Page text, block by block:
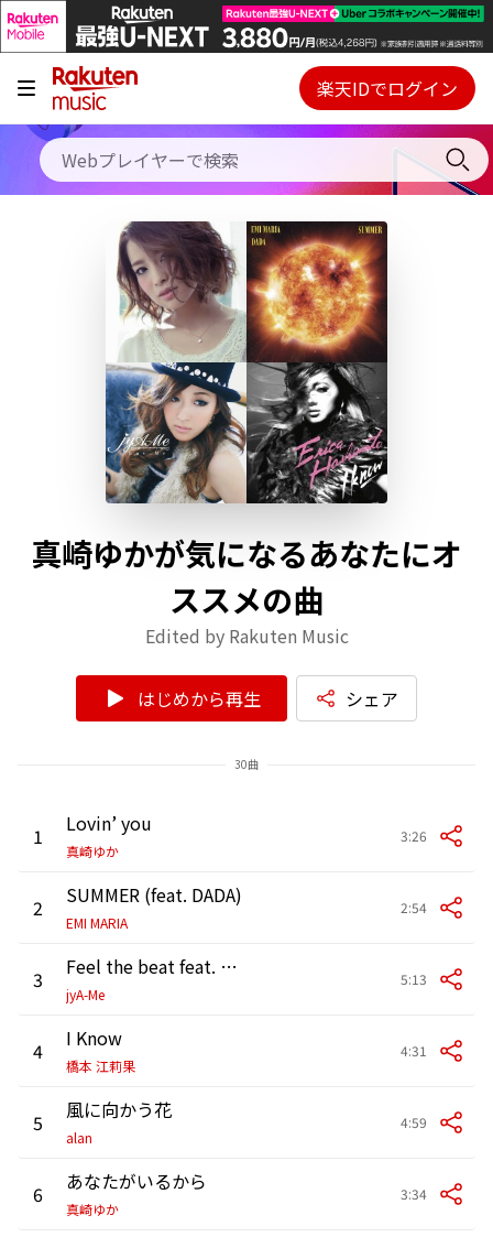
キャンペーン
料金プラン
使い方
初回30日間無料お試し
Webプレイヤー
ご契約内容の確認・変更
楽天IDでログイン
真崎ゆかが気になるあなたにオ
ススメの曲
Edited by Rakuten Music
はじめから再生 シェア
30曲
1 Lovin’ you
真崎ゆか
3:26
2 SUMMER (feat. DADA)
EMI MARIA
2:54
3 Feel the beat feat. WISE
jyA-Me
5:13
4 I Know
橋本 江莉果
4:31
5 風に向かう花
alan
4:59
6 あなたがいるから
真崎ゆか
3:34